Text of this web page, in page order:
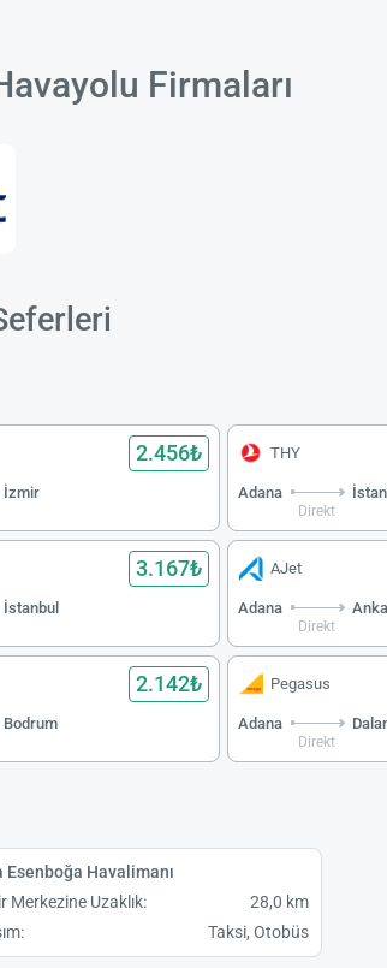
Firmaları
2.456₺
İzmir
THY
Adana
Direkt
3.167₺
İstanbul
AJet
Adana
Direkt
2.142₺
Bodrum
Pegasus
Adana
Direkt
Esenboğa Havalimanı
Merkezine Uzaklık:
28,0 km
Taksi, Otobüs